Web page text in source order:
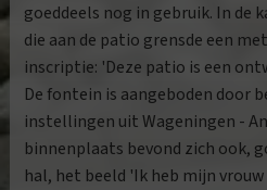
goeddeels nog in gebruik. In de
die aan de patio grensde een
inscriptie: 'Deze patio is een
De fontein is aangeboden door
instellingen uit Wageningen -
binnenplaats bevond zich ook,
hal, het beeld 'Ik heb mijn